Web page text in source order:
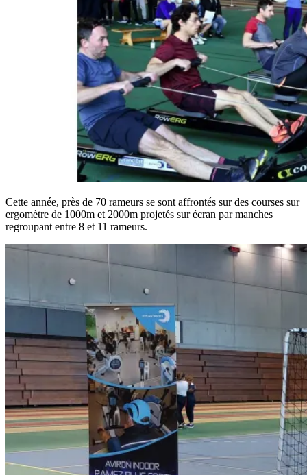
Cette année, près de 70 rameurs se sont affrontés sur des courses sur
ergomètre de 1000m et 2000m projetés sur écran par manches
regroupant entre 8 et 11 rameurs.